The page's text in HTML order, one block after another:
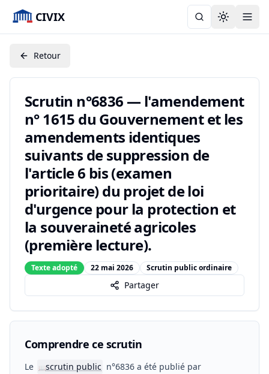
CIVIX Toggle
Retour
Scrutin n°6836 — l'amendement
n° 1615 du Gouvernement et les
amendements identiques
suivants de suppression de
l'article 6 bis (examen
prioritaire) du projet de loi
d'urgence pour la protection et
la souveraineté agricoles
(première lecture).
Texte adopté 22 mai 2026 Scrutin public ordinaire
Partager
Comprendre ce scrutin
Le 📖scrutin public n°6836 a été publié par